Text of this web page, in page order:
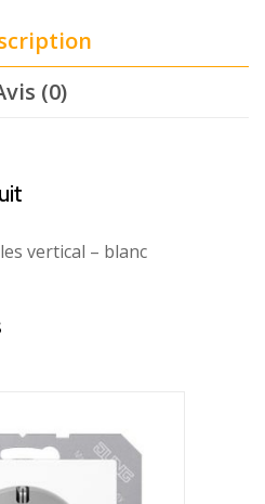
(0)
vertical – blanc